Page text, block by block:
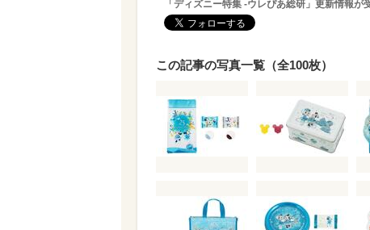
「ディズニー特集 -ウレぴあ総研」更新情報が
この記事の写真一覧（全100枚）